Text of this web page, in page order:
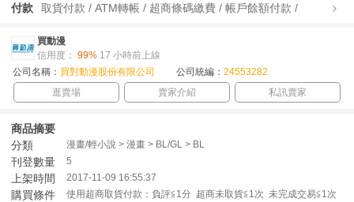
付款 取貨付款 / ATM轉帳 / 超商條碼繳費 / 帳戶餘額付款 /
買動漫
信用度： 99% 17 小時前上線
公司名稱： 買對動漫股份有限公司 公司統編： 24553282
逛賣場
賣家介紹 私訊賣家
商品摘要
分類
漫畫/輕小說 > 漫畫 > BL/GL > BL
刊登數量 5
上架時間 2017-11-09 16:55:37
購買條件 使用超商取貨付款：負評≦1分 超商未取貨≦1次 未完成交易≦1次